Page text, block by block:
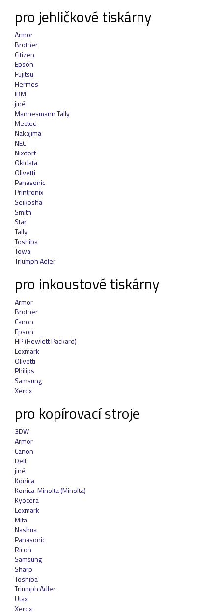
Pásky
Samolepící štítky
Čisticí prostředky
Textilní stuhy
Kazety pro reg. pokladny a bar.válečky
Ostatní
pro jehličkové tiskárny
Armor
Brother
Citizen
Epson
Fujitsu
Hermes
IBM
jiné
Mannesmann Tally
Mectec
Nakajima
NEC
Nixdorf
Okidata
Olivetti
Panasonic
Printronix
Seikosha
Smith
Star
Tally
Toshiba
Towa
Triumph Adler
pro inkoustové tiskárny
Armor
Brother
Canon
Epson
HP (Hewlett Packard)
Lexmark
Olivetti
Philips
Samsung
Xerox
pro kopírovací stroje
3DW
Armor
Canon
Dell
jiné
Konica
Konica-Minolta (Minolta)
Kyocera
Lexmark
Mita
Nashua
Panasonic
Ricoh
Samsung
Sharp
Toshiba
Triumph Adler
Utax
Xerox